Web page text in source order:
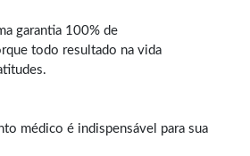
garantia 100% de
todo resultado na vida
médico é indispensável para sua